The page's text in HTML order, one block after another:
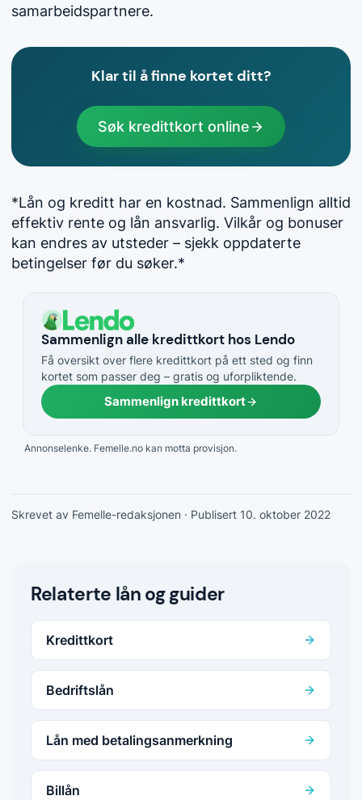
samarbeidspartnere.
Klar til å finne kortet ditt?
Søk kredittkort online
*Lån og kreditt har en kostnad. Sammenlign alltid
effektiv rente og lån ansvarlig. Vilkår og bonuser
kan endres av utsteder – sjekk oppdaterte
betingelser før du søker.*
Sammenlign alle kredittkort hos Lendo
Få oversikt over flere kredittkort på ett sted og finn
kortet som passer deg – gratis og uforpliktende.
Sammenlign kredittkort
Annonselenke. Femelle.no kan motta provisjon.
Skrevet av Femelle-redaksjonen · Publisert 10. oktober 2022
Relaterte lån og guider
Kredittkort
Bedriftslån
Lån med betalingsanmerkning
Billån